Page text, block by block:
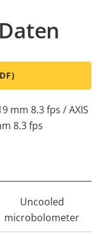
mm 8.3 fps / AXIS
8.3 fps
Eigentumswert
Uncooled
microbolometer